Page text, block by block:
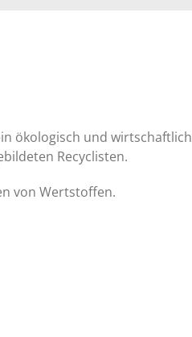
ökologisch und wirtschaftlich
Recyclisten.
von Wertstoffen.